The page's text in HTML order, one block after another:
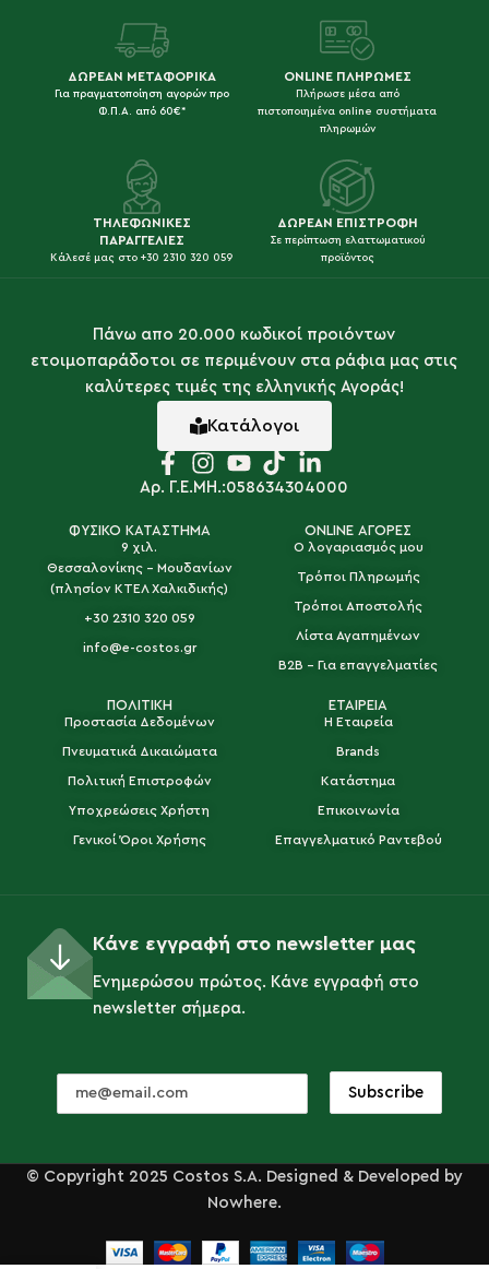
ΔΩΡΕΑΝ ΜΕΤΑΦΟΡΙΚΑ
Για πραγματοποίηση αγορών προ
Φ.Π.Α. από 60€*
ONLINE ΠΛΗΡΩΜΕΣ
Πλήρωσε μέσα από
πιστοποιημένα online συστήματα
πληρωμών
ΤΗΛΕΦΩΝΙΚΕΣ
ΠΑΡΑΓΓΕΛΙΕΣ
Κάλεσέ μας στο +30 2310 320 059
ΔΩΡΕΑΝ ΕΠΙΣΤΡΟΦΗ
Σε περίπτωση ελαττωματικού
προϊόντος
Πάνω απο 20.000 κωδικοί προιόντων
ετοιμοπαράδοτοι σε περιμένουν στα ράφια μας στις
καλύτερες τιμές της ελληνικής Αγοράς!
Κατάλογοι
Αρ. Γ.Ε.ΜΗ.:058634304000
ΦΥΣΙΚΟ ΚΑΤΑΣΤΗΜΑ
9 χιλ.
Θεσσαλονίκης - Μουδανίων
(πλησίον ΚΤΕΛ Χαλκιδικής)
+30 2310 320 059
info@e-costos.gr
ONLINE ΑΓΟΡΕΣ
Ο λογαριασμός μου
Τρόποι Πληρωμής
Τρόποι Αποστολής
Λίστα Αγαπημένων
B2B - Για επαγγελματίες
ΠΟΛΙΤΙΚΗ
Προστασία Δεδομένων
Πνευματικά Δικαιώματα
Πολιτική Επιστροφών
Υποχρεώσεις Χρήστη
Γενικοί Όροι Χρήσης
ΕΤΑΙΡΕΙΑ
Η Εταιρεία
Brands
Κατάστημα
Επικοινωνία
Επαγγελματικό Ραντεβού
Κάνε εγγραφή στο newsletter μας
Ενημερώσου πρώτος. Κάνε εγγραφή στο
newsletter σήμερα.
© Copyright 2025 Costos S.A. Designed & Developed by
Nowhere.